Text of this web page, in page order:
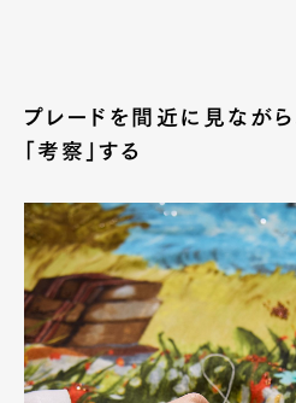
プレードを間近に見なが
「考察」する